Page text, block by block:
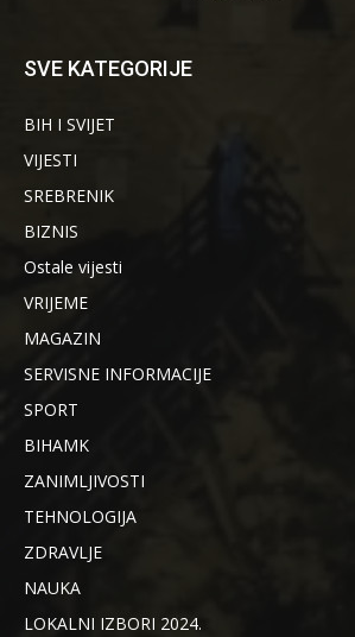
SVE KATEGORIJE
BIH I SVIJET
VIJESTI
SREBRENIK
BIZNIS
Ostale vijesti
VRIJEME
MAGAZIN
SERVISNE INFORMACIJE
SPORT
BIHAMK
ZANIMLJIVOSTI
TEHNOLOGIJA
ZDRAVLJE
NAUKA
LOKALNI IZBORI 2024.